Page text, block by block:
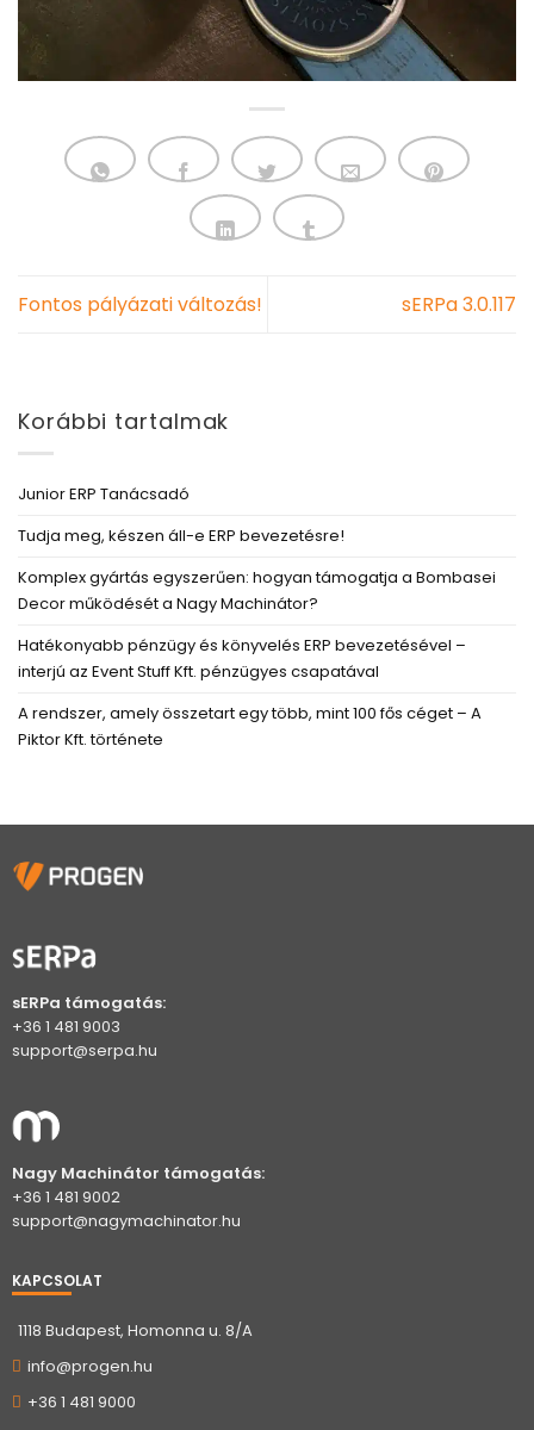
Fontos pályázati változás! sERPa 3.0.117
Korábbi tartalmak
Junior ERP Tanácsadó
Tudja meg, készen áll-e ERP bevezetésre!
Komplex gyártás egyszerűen: hogyan támogatja a Bombasei
Decor működését a Nagy Machinátor?
Hatékonyabb pénzügy és könyvelés ERP bevezetésével –
interjú az Event Stuff Kft. pénzügyes csapatával
A rendszer, amely összetart egy több, mint 100 fős céget – A
Piktor Kft. története
sERPa támogatás:
+36 1 481 9003
support@serpa.hu
Nagy Machinátor támogatás:
+36 1 481 9002
support@nagymachinator.hu
KAPCSOLAT
1118 Budapest, Homonna u. 8/A
info@progen.hu
+36 1 481 9000